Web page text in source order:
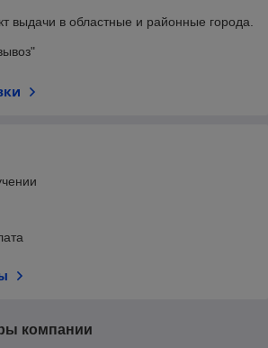
выдачи в областные и районные города.
компании